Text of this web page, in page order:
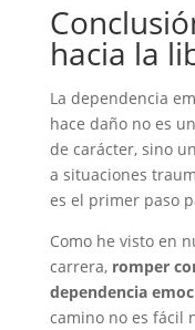
hacia la
La dependencia
hace daño no es
de carácter, sino
a situaciones
es el primer paso
Como he visto en
carrera, romper
dependencia
camino no es fácil